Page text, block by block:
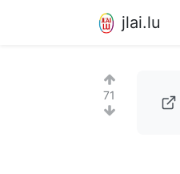
jlai.lu
71